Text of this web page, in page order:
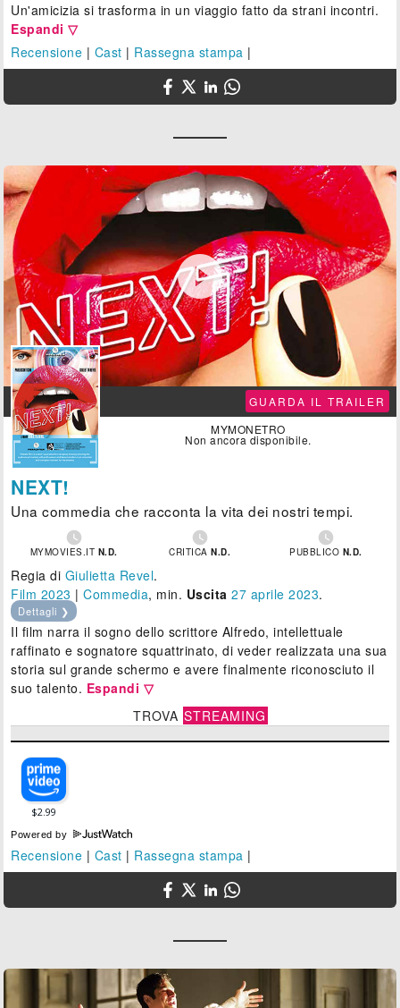
Un'amicizia si trasforma in un viaggio fatto da strani incontri.
Espandi ▽
Recensione | Cast | Rassegna stampa |

GUARDA IL TRAILER
MYMONETRO
Non ancora disponibile.
NEXT!
Una commedia che racconta la vita dei nostri tempi.

MYMOVIES.IT N.D.

CRITICAN.D.

PUBBLICO N.D.
Regia di Giulietta Revel.
Film 2023 |Commedia, min. Uscita 27 aprile 2023.
Dettagli ❯
Il film narra il sogno dello scrittore Alfredo, intellettuale
raffinato e sognatore squattrinato, di veder realizzata una sua
storia sul grande schermo e avere finalmente riconosciuto il
suo talento. Espandi ▽
TROVA STREAMING
Powered by
Recensione | Cast | Rassegna stampa |